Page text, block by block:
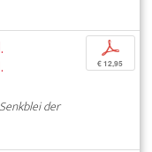
Senkblei der
p
€ 12,95